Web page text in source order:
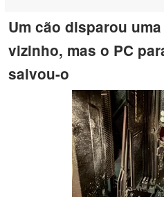
Um cão disparou
vizinho, mas o PC
salvou-o